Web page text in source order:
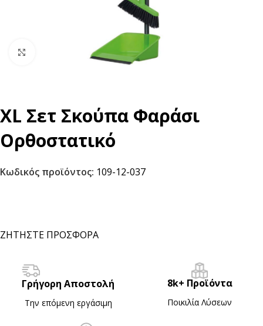
Click to enlarge
XL Σετ Σκούπα Φαράσι
Ορθοστατικό
Κωδικός προϊόντος: 109-12-037
ΖΗΤΗΣΤΕ ΠΡΟΣΦΟΡΑ
Γρήγορη Αποστολή
Την επόμενη εργάσιμη
8k+ Προϊόντα
Ποικιλία Λύσεων